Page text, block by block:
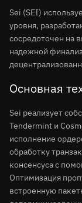
Sei (SEI)
уровня,
сосредоточен на
надежной
Основная
Sei реализует
Tendermint и
исполнение
обработку
консенсуса с
Оптимизация
встроенную